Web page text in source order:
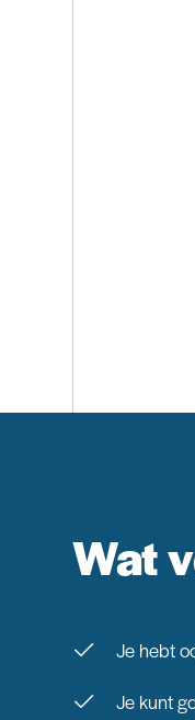
Wat
Je hebt
Je kunt